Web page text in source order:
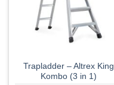
Trapladder – Altrex King
Kombo (3 in 1)